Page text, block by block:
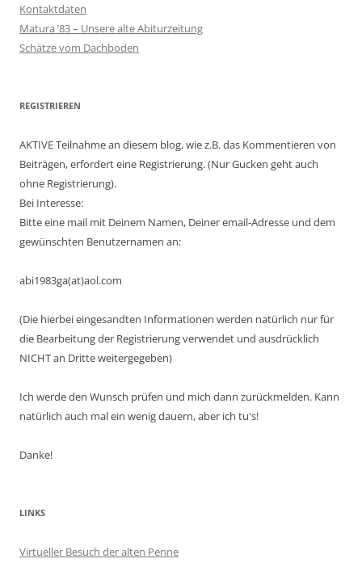
Kontaktdaten
Matura ’83 – Unsere alte Abiturzeitung
Schätze vom Dachboden
REGISTRIEREN
AKTIVE Teilnahme an diesem blog, wie z.B. das Kommentieren von
Beiträgen, erfordert eine Registrierung. (Nur Gucken geht auch
ohne Registrierung).
Bei Interesse:
Bitte eine mail mit Deinem Namen, Deiner email-Adresse und dem
gewünschten Benutzernamen an:
abi1983ga(at)aol.com
(Die hierbei eingesandten Informationen werden natürlich nur für
die Bearbeitung der Registrierung verwendet und ausdrücklich
NICHT an Dritte weitergegeben)
Ich werde den Wunsch prüfen und mich dann zurückmelden. Kann
natürlich auch mal ein wenig dauern, aber ich tu's!
Danke!
LINKS
Virtueller Besuch der alten Penne